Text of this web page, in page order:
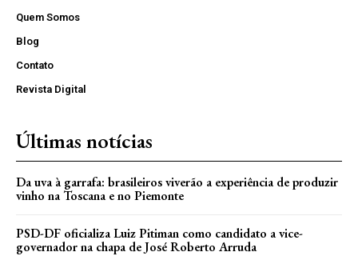
Quem Somos
Blog
Contato
Revista Digital
Últimas notícias
Da uva à garrafa: brasileiros viverão a experiência de produzir
vinho na Toscana e no Piemonte
PSD-DF oficializa Luiz Pitiman como candidato a vice-
governador na chapa de José Roberto Arruda